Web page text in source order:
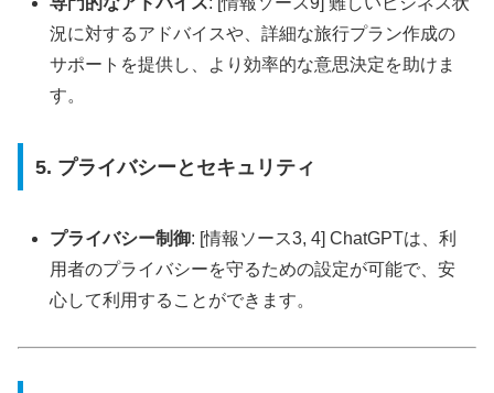
況に対するアドバイスや、詳細な旅行プラン作成の
サポートを提供し、より効率的な意思決定を助けま
す。
5. プライバシーとセキュリティ
プライバシー制御: [情報ソース3, 4] ChatGPTは、利
用者のプライバシーを守るための設定が可能で、安
心して利用することができます。